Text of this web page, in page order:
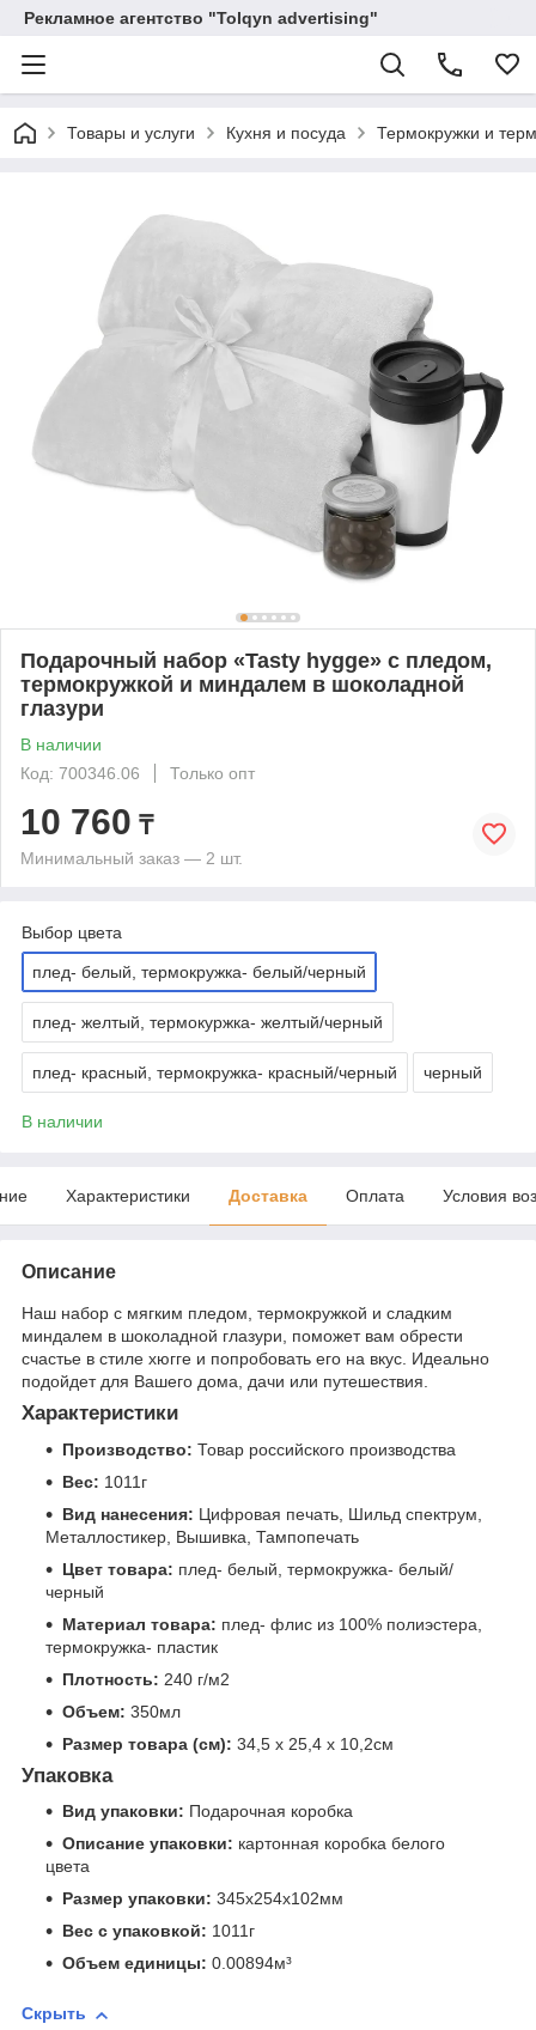
Рекламное агентство "Tolqyn advertising"
Товары и услуги Кухня и посуда Термокружки и
Подарочный набор «Tasty hygge» с пледом,
термокружкой и миндалем в шоколадной
глазури
В наличии
Код: 700346.06
Только опт
10 760 ₸
Минимальный заказ — 2 шт.
Выбор цвета
плед- белый, термокружка- белый/черный
плед- желтый, термокуржка- желтый/черный
плед- красный, термокружка- красный/черный черный
В наличии
Характеристики Доставка Оплата Условия
Описание
Наш набор с мягким пледом, термокружкой и сладким
миндалем в шоколадной глазури, поможет вам обрести
счастье в стиле хюгге и попробовать его на вкус. Идеально
подойдет для Вашего дома, дачи или путешествия.
Характеристики
Производство: Товар российского производства
Вес: 1011г
Вид нанесения: Цифровая печать, Шильд спектрум,
Металлостикер, Вышивка, Тампопечать
Цвет товара: плед- белый, термокружка- белый/
черный
Материал товара: плед- флис из 100% полиэстера,
термокружка- пластик
Плотность: 240 г/м2
Объем: 350мл
Размер товара (см): 34,5 х 25,4 х 10,2см
Упаковка
Вид упаковки: Подарочная коробка
Описание упаковки: картонная коробка белого
цвета
Размер упаковки: 345x254x102мм
Вес с упаковкой: 1011г
Объем единицы: 0.00894м³
Скрыть